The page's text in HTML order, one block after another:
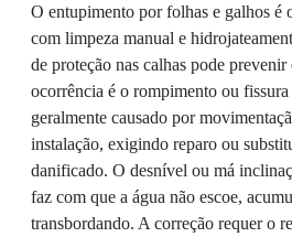
O entupimento por folhas e galhos é
com limpeza manual e
de proteção nas calhas pode
ocorrência é o rompimento ou fissura
geralmente causado por
instalação, exigindo reparo ou
danificado. O desnível ou má
faz com que a água não escoe,
transbordando. A correção requer o